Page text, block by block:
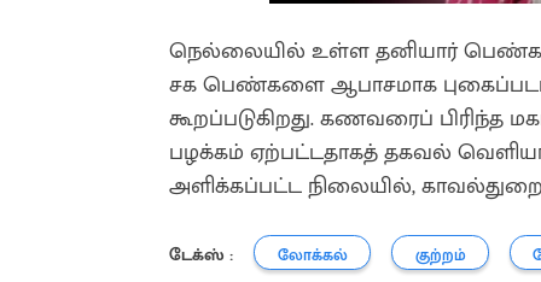
நெல்லையில் உள்ள தனியார் பெண்கள்
சக பெண்களை ஆபாசமாக
கூறப்படுகிறது. கணவரைப்
பழக்கம் ஏற்பட்டதாகத் தகவல்
அளிக்கப்பட்ட நிலையில்,
டேக்ஸ் : லோக்கல் குற்றம்